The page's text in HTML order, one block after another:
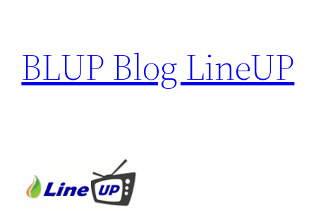
conteúdo
BLUP Blog LineUP